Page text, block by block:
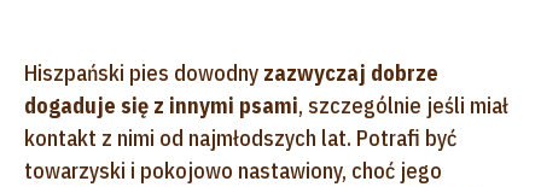
Hiszpański pies dowodny zazwyczaj dobrze
dogaduje się z innymi psami, szczególnie jeśli miał
kontakt z nimi od najmłodszych lat. Potrafi być
towarzyski i pokojowo nastawiony, choć jego